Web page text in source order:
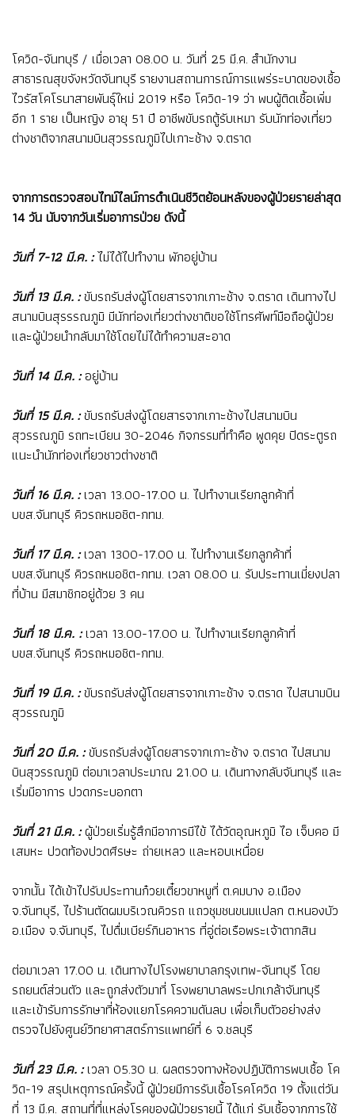
โควิด-จันทบุรี / เมื่อเวลา 08.00 น. วันที่ 25 มี.ค. สำนักงาน
สาธารณสุขจังหวัดจันทบุรี รายงานสถานการณ์การแพร่ระบาดของเชื้อ
ไวรัสโคโรนาสายพันธุ์ใหม่ 2019 หรือ โควิด-19 ว่า พบผู้ติดเชื้อเพิ่ม
อีก 1 ราย เป็นหญิง อายุ 51 ปี อาชีพขับรถตู้รับเหมา รับนักท่องเที่ยว
ต่างชาติจากสนามบินสุวรรณภูมิไปเกาะช้าง จ.ตราด
จากการตรวจสอบไทม์ไลน์การดำเนินชีวิตย้อนหลังของผู้ป่วยรายล่าสุด
14 วัน นับจากวันเริ่มอาการป่วย ดังนี้
วันที่ 7-12 มี.ค. :ไม่ได้ไปทำงาน พักอยู่บ้าน
วันที่ 13 มี.ค. :ขับรถรับส่งผู้โดยสารจากเกาะช้าง จ.ตราด เดินทางไป
สนามบินสุรรรณภูมิ มีนักท่องเที่ยวต่างชาติขอใช้โทรศัพท์มือถือผู้ป่วย
และผู้ป่วยนำกลับมาใช้โดยไม่ได้ทำความสะอาด
วันที่ 14 มี.ค. :อยู่บ้าน
วันที่ 15 มี.ค. :ขับรถรับส่งผู้โดยสารจากเกาะช้างไปสนามบิน
สุวรรณภูมิ รถทะเบียน 30-2046 กิจกรรมที่ทำคือ พูดคุย ปิดระตูรถ
แนะนำนักท่องเที่ยวชาวต่างชาติ
วันที่ 16 มี.ค. :เวลา 13.00-17.00 น. ไปทำงานเรียกลูกค้าที่
บขส.จันทบุรี คิวรถหมอชิต-กทม.
วันที่ 17 มี.ค. :เวลา 1300-17.00 น. ไปทำงานเรียกลูกค้าที่
บขส.จันทบุรี คิวรถหมอชิต-กทม. เวลา 08.00 น. รับประทานเมี่ยงปลา
ที่บ้าน มีสมาชิกอยู่ด้วย 3 คน
วันที่ 18 มี.ค. :เวลา 13.00-17.00 น. ไปทำงานเรียกลูกค้าที่
บขส.จันทบุรี คิวรถหมอชิต-กทม.
วันที่ 19 มี.ค. :ขับรถรับส่งผู้โดยสารจากเกาะช้าง จ.ตราด ไปสนามบิน
สุวรรณภูมิ
วันที่ 20 มี.ค. :ขับรถรับส่งผู้โดยสารจากเกาะช้าง จ.ตราด ไปสนาม
บินสุวรรณภูมิ ต่อมาเวลาประมาณ 21.00 น. เดินทางกลับจันทบุรี และ
เริ่มมีอาการ ปวดกระบอกตา
วันที่ 21 มี.ค. :ผู้ป่วยเริ่มรู้สึกมีอาการมีไข้ ได้วัดอุณหภูมิ ไอ เจ็บคอ มี
เสมหะ ปวดท้องปวดศีรษะ ถ่ายเหลว และหอบเหนื่อย
จากนั้น ได้เข้าไปรับประทานก๋วยเตี๋ยวขาหมูที่ ต.คมบาง อ.เมือง
จ.จันทบุรี, ไปร้านตัดผมบริเวณคิวรถ แถวชุมชนขนมแปลก ต.หนองบัว
อ.เมือง จ.จันทบุรี, ไปดื่มเบียร์กินอาหาร ที่อู่ต่อเรือพระเจ้าตากสิน
ต่อมาเวลา 17.00 น. เดินทางไปโรงพยาบาลกรุงเทพ-จันทบุรี โดย
รถยนต์ส่วนตัว และถูกส่งตัวมาที่ โรงพยาบาลพระปกเกล้าจันทบุรี
และเข้ารับการรักษาที่ห้องแยกโรคความดันลบ เพื่อเก็บตัวอย่างส่ง
ตรวจไปยังศูนย์วิทยาศาสตร์การแพทย์ที่ 6 จ.ชลบุรี
วันที่ 23 มี.ค. :เวลา 05.30 น. ผลตรวจทางห้องปฏิบัติการพบเชื้อ โค
วิด-19 สรุปเหตุการณ์ครั้งนี้ ผู้ป่วยมีการรับเชื้อโรคโควิด 19 ตั้งแต่วัน
ที่ 13 มี.ค. สถานที่ที่แหล่งโรคของผู้ป่วยรายนี้ ได้แก่ รับเชื้อจากการใช้